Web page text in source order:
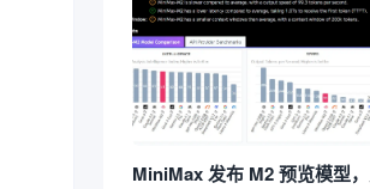
MiniMax 发布 M2 预览模型